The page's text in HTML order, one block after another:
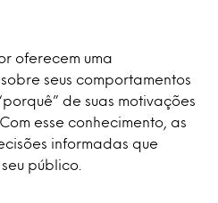
oferecem uma
seus comportamentos
de suas motivações
esse conhecimento, as
informadas que
público.